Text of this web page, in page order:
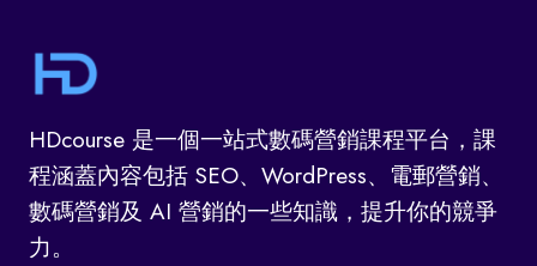
CODE?
HDcourse 是一個一站式數碼營銷課程平台，課
程涵蓋內容包括 SEO、WordPress、電郵營銷、
數碼營銷及 AI 營銷的一些知識，提升你的競爭
力。